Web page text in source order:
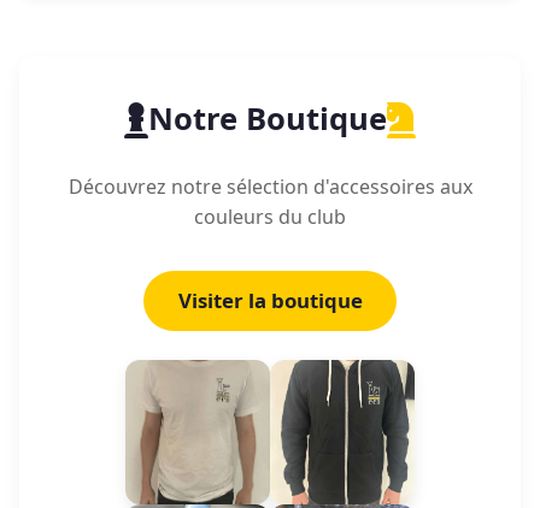
Notre Boutique
Découvrez notre sélection d'accessoires aux
couleurs du club
Visiter la boutique